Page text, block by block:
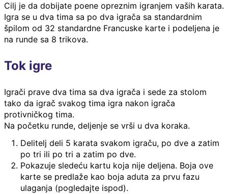
Cilj je da dobijate poene opreznim igranjem vaših karata.
Igra se u dva tima sa po dva igrača sa standardnim
špilom od 32 standardne Francuske karte i podeljena je
na runde sa 8 trikova.
Tok igre
Igrači prave dva tima sa dva igrača i sede za stolom
tako da igrač svakog tima igra nakon igrača
protivničkog tima.
Na početku runde, deljenje se vrši u dva koraka.
Delitelj deli 5 karata svakom igraču, po dve a zatim
po tri ili po tri a zatim po dve.
Pokazuje sledeću kartu koja nije deljena. Boja ove
karte se predlaže kao boja aduta za prvu fazu
ulaganja (pogledajte ispod).